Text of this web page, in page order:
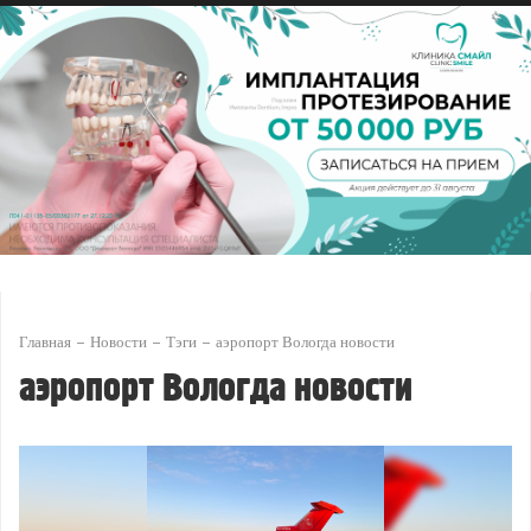
Главная Новости Тэги аэропорт Вологда новости
аэропорт Вологда новости